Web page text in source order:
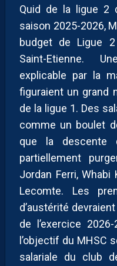
Quid de la ligue 2
saison 2025-2026,
budget de Ligue 2
Saint-Etienne.
explicable par la
figuraient un grand
de la ligue 1. Des
comme un boulet
que la descente
partiellement
Jordan Ferri,
Lecomte. Les
d’austérité
de l’exercice
l’objectif du MHSC
salariale du club